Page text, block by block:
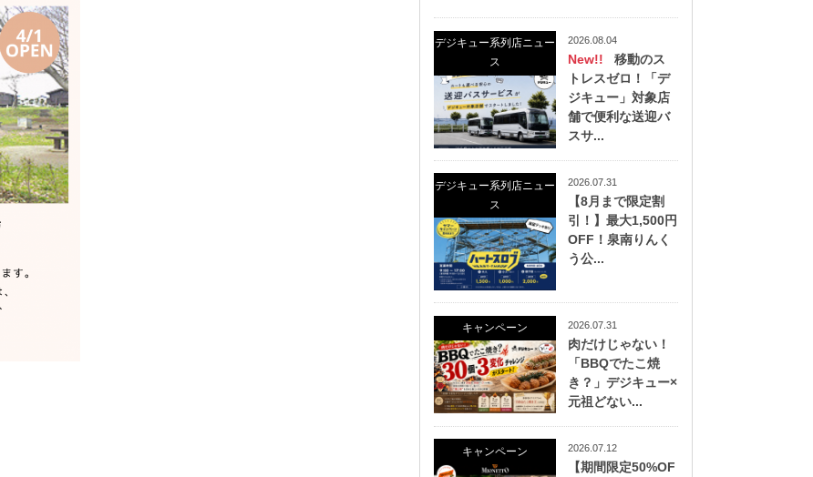
デジキュー系列店ニュー
ス
2026.08.04
New!!
移動のス
トレスゼロ！「デ
ジキュー」対象店
舗で便利な送迎バ
スサ...
デジキュー系列店ニュー
ス
2026.07.31
【8月まで限定割
引！】最大1,500円
OFF！泉南りんく
う公...
キャンペーン 2026.07.31
肉だけじゃない！
「BBQでたこ焼
き？」デジキュー×
元祖どない...
キャンペーン 2026.07.12
【期間限定50%OF